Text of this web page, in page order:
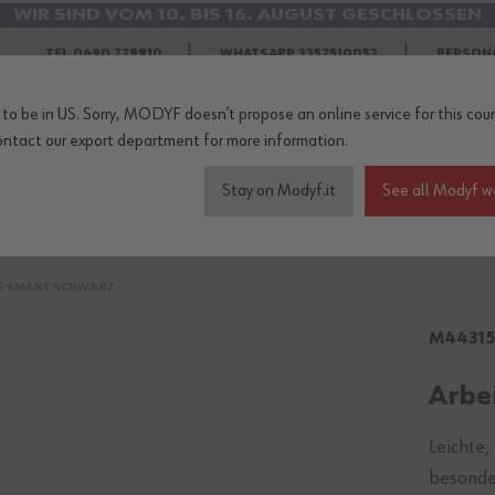
KOSTENLOSER VERSAND IM AUGUST
WIR SIND VOM 10. BIS 16. AUGUST GESCHLOSSEN
TEL 0690 779910 WHATSAPP 3357510052
SicherheitsschuheWetterschutz
to be in US. Sorry, MODYF doesn’t propose an online service for this
our export department for more information.
Stay on Modyf.it See all Modyf